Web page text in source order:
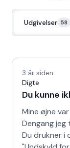
Udgivelser 58
3 år siden
Digte
Du kunne
Mine øjne
Dengang jeg
Du drukner i